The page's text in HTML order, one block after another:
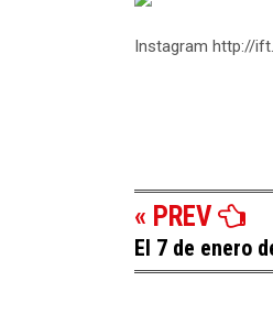
Instagram http://
« PREV
El 7 de enero